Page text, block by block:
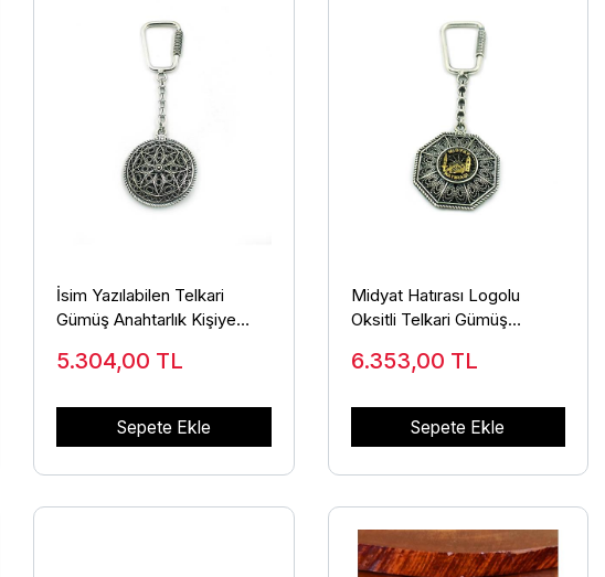
İsim Yazılabilen Telkari
Gümüş Anahtarlık Kişiye
5.304,00 TL
Sepete Ekle
Midyat Hatırası Logolu
Oksitli Telkari Gümüş
6.353,00 TL
Sepete Ekle